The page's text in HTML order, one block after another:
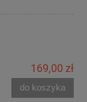
169,00 zł
do koszyka